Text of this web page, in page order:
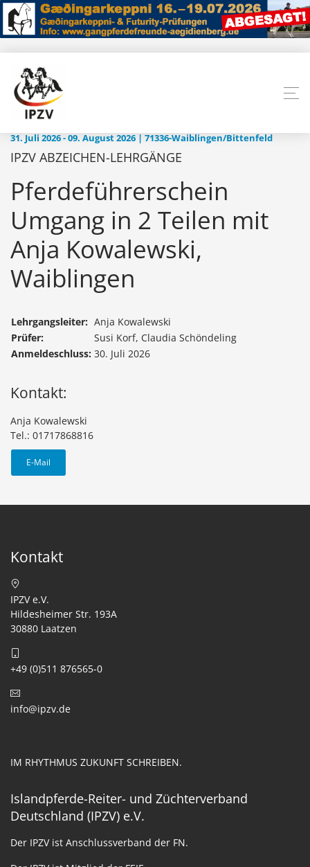
31. Juli 2026 - 09. August 2026 | 71336-Waiblingen/Bittenfeld
IPZV ABZEICHEN-LEHRGÄNGE
Pferdeführerschein
Umgang in 2 Teilen mit
Anja Kowalewski,
Waiblingen
Lehrgangsleiter: Anja Kowalewski
Prüfer:
Susi Korf, Claudia Schöndeling
Anmeldeschluss: 30. Juli 2026
Kontakt:
Anja Kowalewski
Tel.: 01717868816
E-Mail
Kontakt
IPZV e.V.
Hildesheimer Str. 193A
30880 Laatzen
+49 (0)511 876565-0
info@ipzv.de
IM RHYTHMUS ZUKUNFT SCHREIBEN.
Islandpferde-Reiter- und Züchterverband
Deutschland (IPZV) e.V.
Der IPZV ist Anschlussverband der FN.